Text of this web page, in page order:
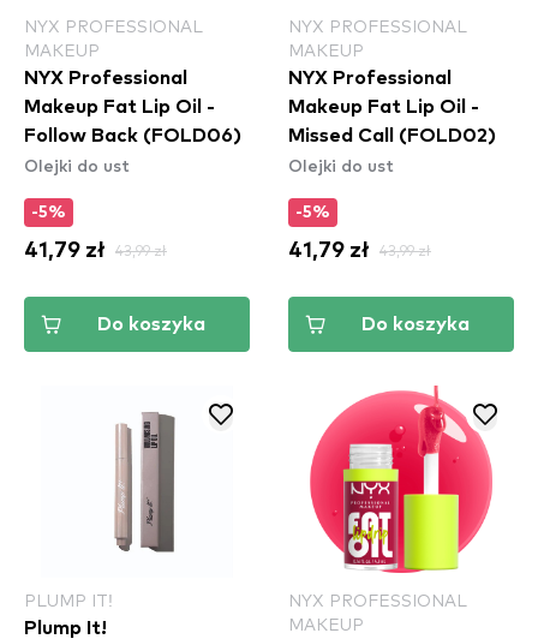
NYX PROFESSIONAL
MAKEUP
NYX Professional
Makeup Fat Lip Oil -
Follow Back (FOLD06)
Olejki do ust
-5%
41,79 zł 43,99 zł
Do koszyka
NYX PROFESSIONAL
MAKEUP
NYX Professional
Makeup Fat Lip Oil -
Missed Call (FOLD02)
Olejki do ust
-5%
41,79 zł 43,99 zł
Do koszyka
PLUMP IT!
Plump It!
NYX PROFESSIONAL
MAKEUP